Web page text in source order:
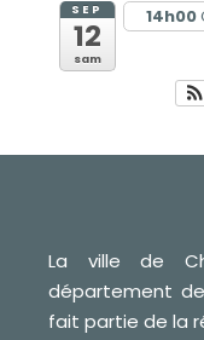
SEP
12
sam
14h00
La ville de
département
fait partie de la